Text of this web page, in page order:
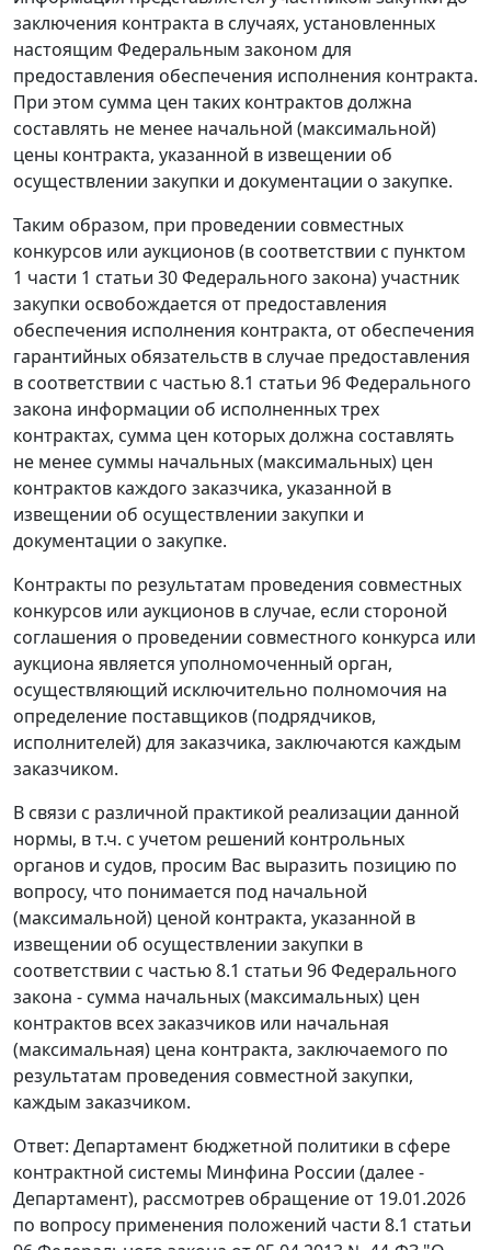
заключения контракта в случаях, установленных
настоящим Федеральным законом для
предоставления обеспечения исполнения контракта.
При этом сумма цен таких контрактов должна
составлять не менее начальной (максимальной)
цены контракта, указанной в извещении об
осуществлении закупки и документации о закупке.
Таким образом, при проведении совместных
конкурсов или аукционов (в соответствии с пунктом
1 части 1 статьи 30 Федерального закона) участник
закупки освобождается от предоставления
обеспечения исполнения контракта, от обеспечения
гарантийных обязательств в случае предоставления
в соответствии с частью 8.1 статьи 96 Федерального
закона информации об исполненных трех
контрактах, сумма цен которых должна составлять
не менее суммы начальных (максимальных) цен
контрактов каждого заказчика, указанной в
извещении об осуществлении закупки и
документации о закупке.
Контракты по результатам проведения совместных
конкурсов или аукционов в случае, если стороной
соглашения о проведении совместного конкурса или
аукциона является уполномоченный орган,
осуществляющий исключительно полномочия на
определение поставщиков (подрядчиков,
исполнителей) для заказчика, заключаются каждым
заказчиком.
В связи с различной практикой реализации данной
нормы, в т.ч. с учетом решений контрольных
органов и судов, просим Вас выразить позицию по
вопросу, что понимается под начальной
(максимальной) ценой контракта, указанной в
извещении об осуществлении закупки в
соответствии с частью 8.1 статьи 96 Федерального
закона - сумма начальных (максимальных) цен
контрактов всех заказчиков или начальная
(максимальная) цена контракта, заключаемого по
результатам проведения совместной закупки,
каждым заказчиком.
Ответ: Департамент бюджетной политики в сфере
контрактной системы Минфина России (далее -
Департамент), рассмотрев обращение от 19.01.2026
по вопросу применения положений части 8.1 статьи